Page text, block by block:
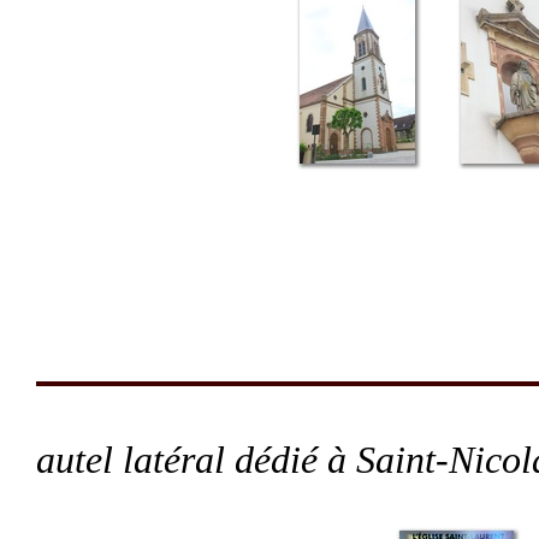
autel latéral dédié à Saint-